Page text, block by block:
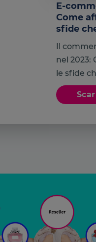
E-
Come
sfide
Il
nel 2023:
le sfide